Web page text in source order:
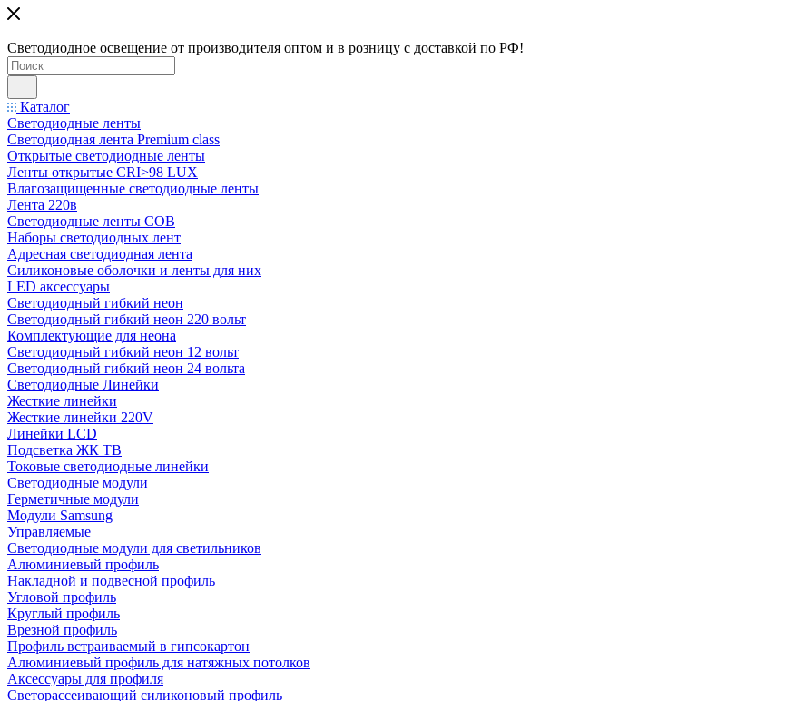
Светодиодное освещение от производителя оптом и в розницу с доставкой по РФ!
Каталог
Светодиодные ленты
Светодиодная лента Premium class
Открытые светодиодные ленты
Ленты открытые CRI>98 LUX
Влагозащищенные светодиодные ленты
Лента 220в
Светодиодные ленты COB
Наборы светодиодных лент
Адресная светодиодная лента
Силиконовые оболочки и ленты для них
LED аксессуары
Светодиодный гибкий неон
Светодиодный гибкий неон 220 вольт
Комплектующие для неона
Светодиодный гибкий неон 12 вольт
Светодиодный гибкий неон 24 вольта
Светодиодные Линейки
Жесткие линейки
Жесткие линейки 220V
Линейки LCD
Подсветка ЖК ТВ
Токовые светодиодные линейки
Светодиодные модули
Герметичные модули
Модули Samsung
Управляемые
Светодиодные модули для светильников
Алюминиевый профиль
Накладной и подвесной профиль
Угловой профиль
Круглый профиль
Врезной профиль
Профиль встраиваемый в гипсокартон
Алюминиевый профиль для натяжных потолков
Аксессуары для профиля
Светорассеивающий силиконовый профиль